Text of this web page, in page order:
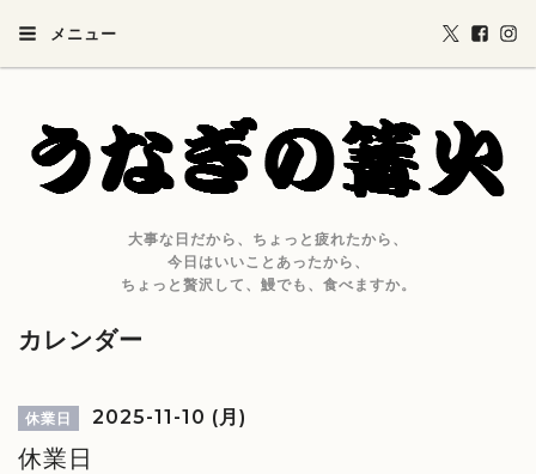
メニュー
大事な日だから、ちょっと疲れたから、
今日はいいことあったから、
ちょっと贅沢して、鰻でも、食べますか。
カレンダー
休業日 2025-11-10 (月)
休業日